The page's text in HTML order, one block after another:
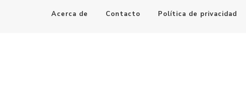
Acerca de Contacto Política de privacidad